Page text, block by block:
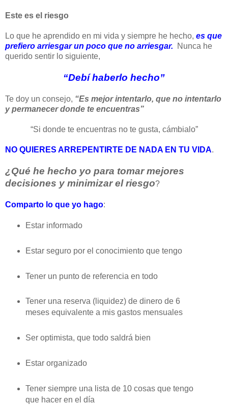
Este es el riesgo
Lo que he aprendido en mi vida y siempre he hecho, es que
prefiero arriesgar un poco que no arriesgar.
Nunca he
querido sentir lo siguiente,
“Debí haberlo hecho”
Te doy un consejo, “Es mejor intentarlo, que no intentarlo
y permanecer donde te encuentras”
“Si donde te encuentras no te gusta, cámbialo”
NO QUIERES ARREPENTIRTE DE NADA EN TU VIDA.
¿Qué he hecho yo para tomar mejores
decisiones y minimizar el riesgo?
Comparto lo que yo hago:
Estar informado
Estar seguro por el conocimiento que tengo
Tener un punto de referencia en todo
Tener una reserva (liquidez) de dinero de 6
meses equivalente a mis gastos mensuales
Ser optimista, que todo saldrá bien
Estar organizado
Tener siempre una lista de 10 cosas que tengo
que hacer en el día